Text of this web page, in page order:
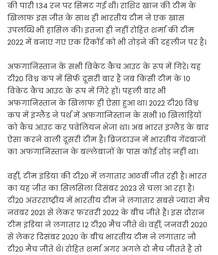
की पारी 134 रन पर सिमट गई थी। राशिद खान की टीम के
खिलाफ इस जीत के साथ ही भारतीय टीम ने एक खास
उपलब्धि भी हासिल की। इतना ही नहीं रोहित शर्मा की टीम
2022 में बनाए गए एक रिकॉर्ड को भी तोड़ने की दहलीज पर है।
अफगानिस्तान के सभी विकेट कैच आउट के रूप में गिरे। यह
टी20 विश्व कप में सिर्फ दूसरी बार है जब किसी टीम के 10
विकेट कैच आउट के रूप में गिरे हों। पहली बार भी
अफगानिस्तान के खिलाफ ही ऐसा हुआ था। 2022 टी20 विश्व
कप में इंग्लैंड ने पर्थ में अफगानिस्तान के सभी 10 खिलाड़ियों
को कैच आउट कर पवेलियन भेजा था। अब भारत इंग्लैंड के बाद
ऐसा करने वाली दूसरी टीम है। ब्रिजटाउन में भारतीय गेंदबाजों
का अफगानिस्तान के बल्लेबाजों के पास कोई तोड़ नहीं था।
वहीं, टीम इंडिया की टी20 में लगातार आठवीं जीत रही है। भारत
का यह जीत का सिलसिला दिसंबर 2023 से चला आ रहा है।
टी20 अंतरराष्ट्रीय में भारतीय टीम ने लगातार सबसे ज्यादा मैच
नवंबर 2021 से लेकर फरवरी 2022 के बीच जीते हैं। इस दौरान
टीम इंडिया ने लगातार 12 टी20 मैच जीते थे। वहीं, जनवरी 2020
से लेकर दिसंबर 2020 के बीच भारतीय टीम ने लगातार नौ
टी20 मैच जीते थे। रोहित शर्मा अगर अगले दो मैच जीतते हैं तो